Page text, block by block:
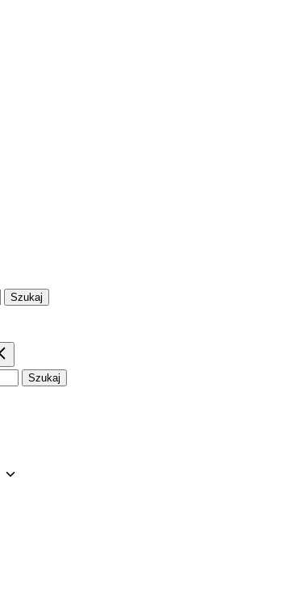
Szukaj
Szukaj